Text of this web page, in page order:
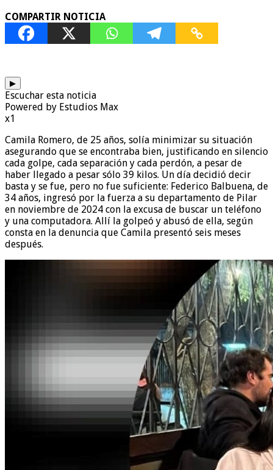
COMPARTIR NOTICIA
▶
Escuchar esta noticia
Powered by Estudios Max
x1
Camila Romero, de 25 años, solía minimizar su situación
asegurando que se encontraba bien, justificando en silencio
cada golpe, cada separación y cada perdón, a pesar de
haber llegado a pesar sólo 39 kilos. Un día decidió decir
basta y se fue, pero no fue suficiente: Federico Balbuena, de
34 años, ingresó por la fuerza a su departamento de Pilar
en noviembre de 2024 con la excusa de buscar un teléfono
y una computadora. Allí la golpeó y abusó de ella, según
consta en la denuncia que Camila presentó seis meses
después.